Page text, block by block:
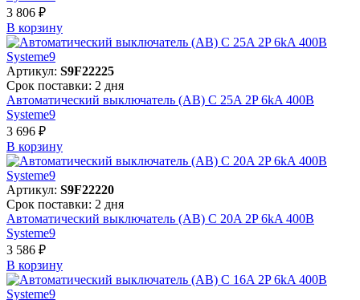
3 806 ₽
В корзинy
Артикул: S9F22225
Срок поставки: 2 дня
Автоматический выключатель (АВ) C 25A 2P 6kA 400В
Systeme9
3 696 ₽
В корзинy
Артикул: S9F22220
Срок поставки: 2 дня
Автоматический выключатель (АВ) C 20A 2P 6kA 400В
Systeme9
3 586 ₽
В корзинy